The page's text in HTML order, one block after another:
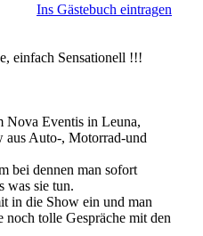
Ins Gästebuch eintragen
einfach Sensationell !!!
Nova Eventis in Leuna,
aus Auto-, Motorrad-und
bei dennen man sofort
was sie tun.
in die Show ein und man
noch tolle Gespräche mit den